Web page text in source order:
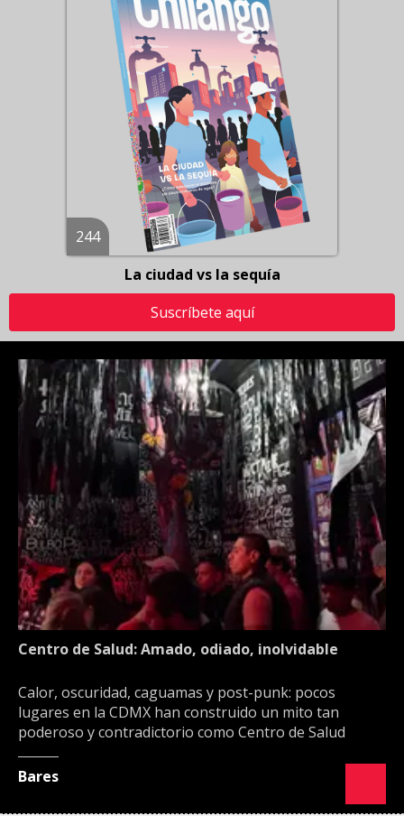
244
La ciudad vs la sequía
Suscríbete aquí
Centro de Salud: Amado, odiado, inolvidable
Calor, oscuridad, caguamas y post-punk: pocos
lugares en la CDMX han construido un mito tan
poderoso y contradictorio como Centro de Salud
Bares